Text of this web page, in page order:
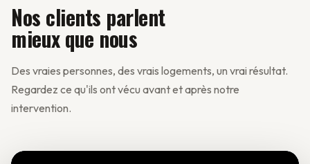
Nos clients parlent
mieux que nous
Des vraies personnes, des vrais logements, un vrai résultat.
Regardez ce qu'ils ont vécu avant et après notre
intervention.